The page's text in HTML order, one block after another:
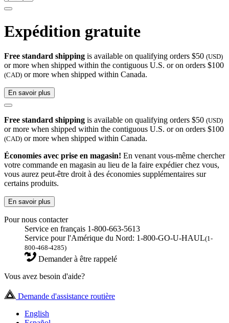
Expédition gratuite
Free standard shipping is available on qualifying orders $50 (USD)
or more when shipped within the contiguous U.S. or on orders $100
(CAD) or more when shipped within Canada.
En savoir plus
Free standard shipping is available on qualifying orders $50 (USD)
or more when shipped within the contiguous U.S. or on orders $100
(CAD) or more when shipped within Canada.
Économies avec prise en magasin! En venant vous-même chercher
votre commande en magasin au lieu de la faire expédier chez vous,
vous aurez peut-être droit à des économies supplémentaires sur
certains produits.
En savoir plus
Pour nous contacter
Service en français 1-800-663-5613
Service pour l'Amérique du Nord: 1-800-GO-U-HAUL(1-
800-468-4285)
Demander à être rappelé
Vous avez besoin d'aide?
Demande d'assistance routière
English